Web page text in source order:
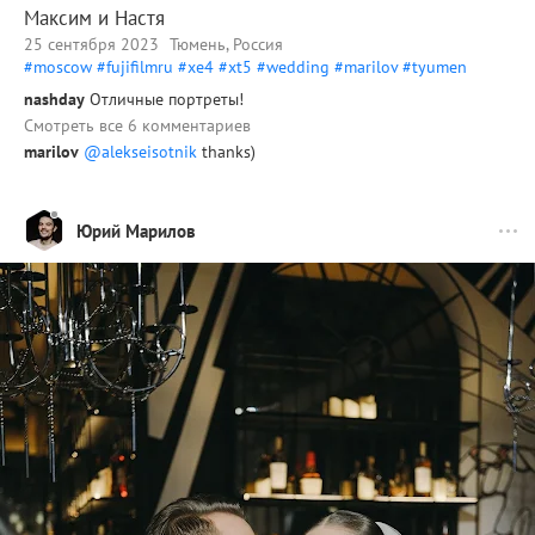
Максим и Настя
25 сентября 2023 Тюмень, Россия
#moscow #fujifilmru #xe4 #xt5 #wedding #marilov #tyumen
nashday Отличные портреты!
Смотреть все 6 комментариев
marilov @alekseisotnik thanks)
Юрий Марилов